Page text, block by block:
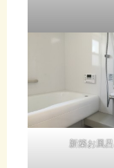
新築お風呂